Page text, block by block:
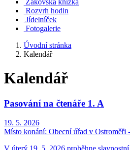
Žákovská knížka
Rozvrh hodin
Jídelníček
Fotogalerie
Úvodní stránka
Kalendář
Kalendář
Pasování na čtenáře 1. A
19. 5. 2026
Místo konání: Obecní úřad v Ostroměři -
V úterý 19. 5. 2026 proběhne slavnostní